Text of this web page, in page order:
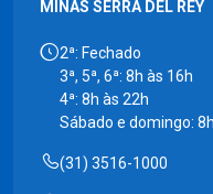
MINAS SERRA DEL REY
2ª: Fechado
3ª, 5ª, 6ª: 8h às 16h
4ª: 8h às 22h
Sábado e domingo:
(31) 3516-1000